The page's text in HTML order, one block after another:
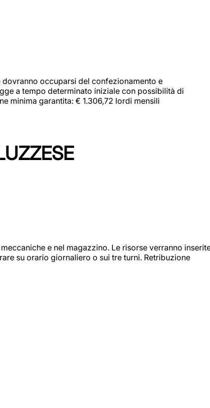
occuparsi del confezionamento e
a tempo determinato iniziale con possibilità di
minima garantita: € 1.306,72 lordi mensili
e nel magazzino. Le risorse verranno
su orario giornaliero o sui tre turni. Retribuzione